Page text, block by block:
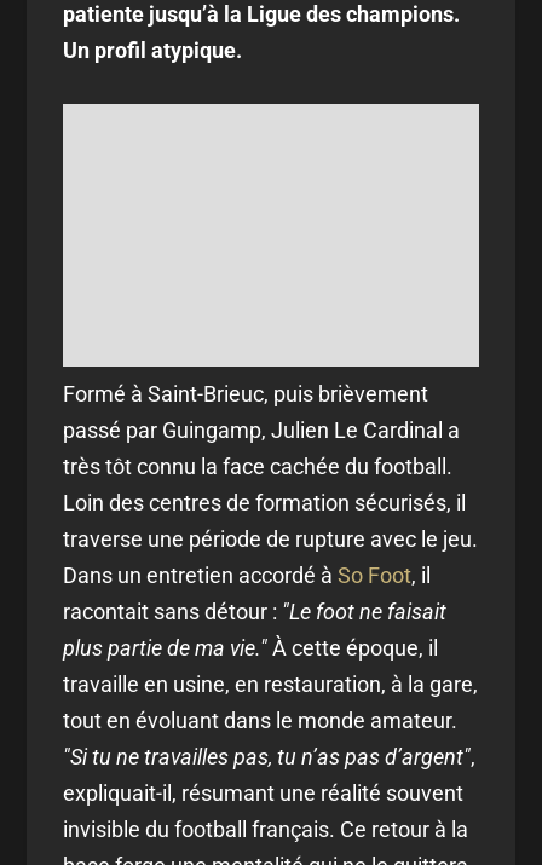
patiente jusqu’à la Ligue des champions.
Un profil atypique.
Formé à Saint-Brieuc, puis brièvement
passé par Guingamp,Julien Le Cardinal a
très tôt connu la face cachée du football.
Loin des centres de formation sécurisés, il
traverse une période de rupture avec le jeu.
Dans un entretien accordé àSo Foot, il
racontait sans détour : "Le foot ne faisait
plus partie de ma vie."À cette époque, il
travaille en usine, en restauration, à la gare,
tout en évoluant dans le monde amateur.
"Si tu ne travailles pas, tu n’as pas d’argent",
expliquait-il, résumant une réalité souvent
invisible du football français. Ce retour à la